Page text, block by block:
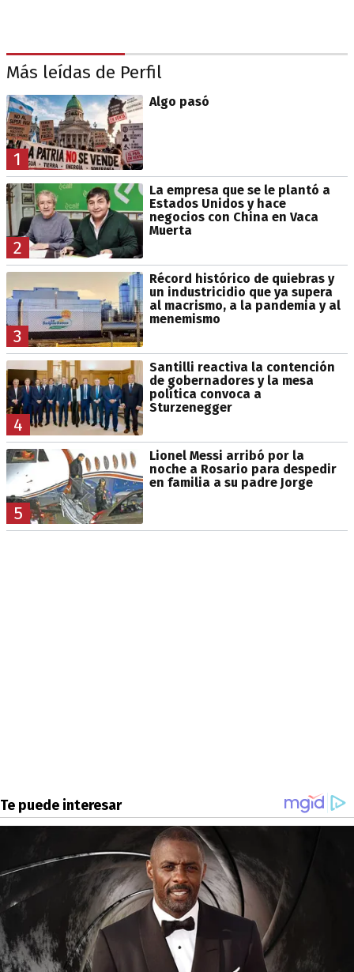
Más leídas de Perfil
1
Algo pasó
2
La empresa que se le plantó a
Estados Unidos y hace
negocios con China en Vaca
Muerta
3
Récord histórico de quiebras y
un industricidio que ya supera
al macrismo, a la pandemia y al
menemismo
4
Santilli reactiva la contención
de gobernadores y la mesa
política convoca a
Sturzenegger
5
Lionel Messi arribó por la
noche a Rosario para despedir
en familia a su padre Jorge